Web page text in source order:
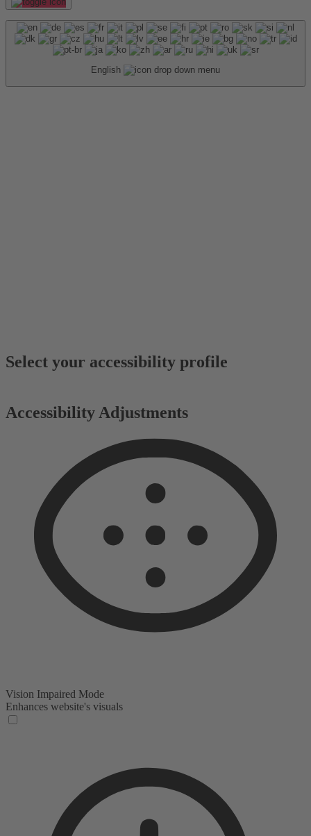
English
Accessibility Adjustments
Select your accessibility profile
Vision Impaired Mode
Enhances website's visuals